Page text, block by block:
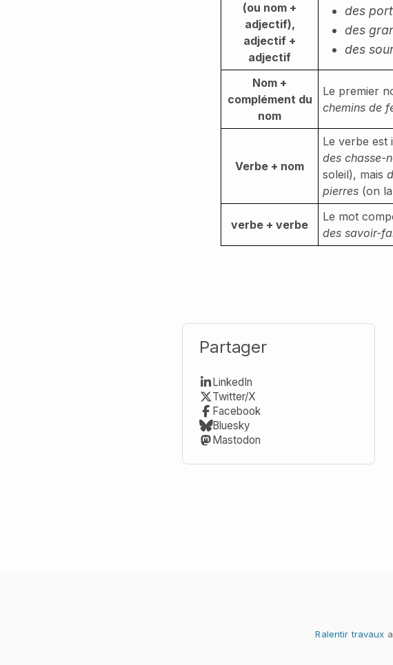
(ou nom +
adjectif),
adjectif +
adjectif
des
des
des
Nom +
complément du
nom
Le premier
chemins de
Verbe + nom
Le verbe est
des chasse-
soleil), mais
pierres (on
verbe + verbe
Le mot
des savoir-
Partager
LinkedIn
Twitter/X
Facebook
Bluesky
Mastodon
Ralentir travaux